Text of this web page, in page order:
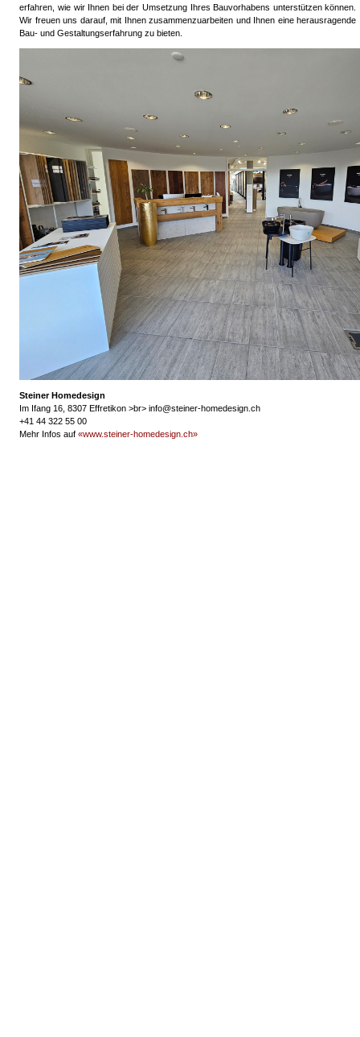
erfahren, wie wir Ihnen bei der Umsetzung Ihres Bauvorhabens unterstützen können.
Wir freuen uns darauf, mit Ihnen zusammenzuarbeiten und Ihnen eine herausragende
Bau- und Gestaltungserfahrung zu bieten.
Steiner Homedesign
Im Ifang 16, 8307 Effretikon >br> info@steiner-homedesign.ch
+41 44 322 55 00
Mehr Infos auf«www.steiner-homedesign.ch»